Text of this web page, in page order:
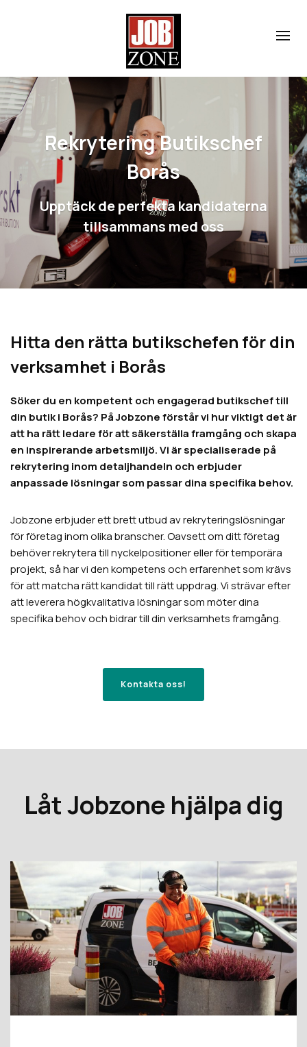
Rekrytering Butikschef
Borås
Upptäck de perfekta kandidaterna
tillsammans med oss
Hitta den rätta butikschefen för din
verksamhet i Borås
Söker du en kompetent och engagerad butikschef till
din butik i Borås? På Jobzone förstår vi hur viktigt det är
att ha rätt ledare för att säkerställa framgång och skapa
en inspirerande arbetsmiljö. Vi är specialiserade på
rekrytering inom detaljhandeln och erbjuder
anpassade lösningar som passar dina specifika behov.
Jobzone erbjuder ett brett utbud av rekryteringslösningar
för företag inom olika branscher. Oavsett om ditt företag
behöver rekrytera till nyckelpositioner eller för temporära
projekt, så har vi den kompetens och erfarenhet som krävs
för att matcha rätt kandidat till rätt uppdrag. Vi strävar efter
att leverera högkvalitativa lösningar som möter dina
specifika behov och bidrar till din verksamhets framgång.
Kontakta oss!
Låt Jobzone hjälpa dig